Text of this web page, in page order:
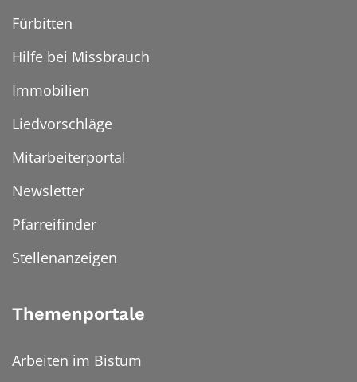
Fürbitten
Hilfe bei Missbrauch
Immobilien
Liedvorschläge
Mitarbeiterportal
Newsletter
Pfarreifinder
Stellenanzeigen
Themenportale
Arbeiten im Bistum